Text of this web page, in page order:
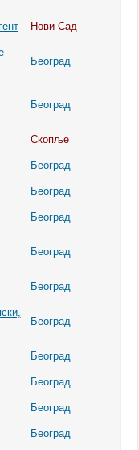
Нови Сад
Београд
Београд
Скопље
Београд
Београд
Београд
Београд
Београд
Београд
Београд
Београд
Београд
Београд